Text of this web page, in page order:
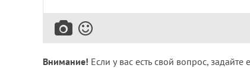
Внимание! Если у вас есть свой вопрос, задайте